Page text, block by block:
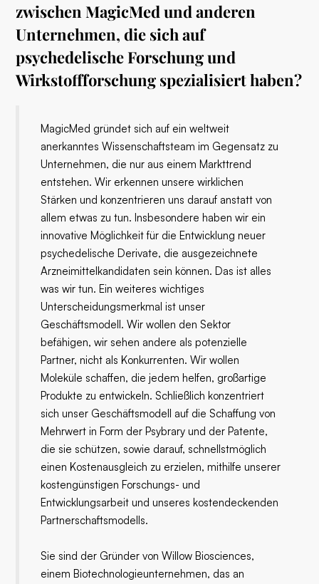
zwischen MagicMed und anderen
Unternehmen, die sich auf
psychedelische Forschung und
Wirkstoffforschung spezialisiert haben?
MagicMed gründet sich auf ein weltweit
anerkanntes Wissenschaftsteam im Gegensatz zu
Unternehmen, die nur aus einem Markttrend
entstehen. Wir erkennen unsere wirklichen
Stärken und konzentrieren uns darauf anstatt von
allem etwas zu tun. Insbesondere haben wir ein
innovative Möglichkeit für die Entwicklung neuer
psychedelische Derivate, die ausgezeichnete
Arzneimittelkandidaten sein können. Das ist alles
was wir tun. Ein weiteres wichtiges
Unterscheidungsmerkmal ist unser
Geschäftsmodell. Wir wollen den Sektor
befähigen, wir sehen andere als potenzielle
Partner, nicht als Konkurrenten. Wir wollen
Moleküle schaffen, die jedem helfen, großartige
Produkte zu entwickeln. Schließlich konzentriert
sich unser Geschäftsmodell auf die Schaffung von
Mehrwert in Form der Psybrary und der Patente,
die sie schützen, sowie darauf, schnellstmöglich
einen Kostenausgleich zu erzielen, mithilfe unserer
kostengünstigen Forschungs- und
Entwicklungsarbeit und unseres kostendeckenden
Partnerschaftsmodells.
Sie sind der Gründer von Willow Biosciences,
einem Biotechnologieunternehmen, das an